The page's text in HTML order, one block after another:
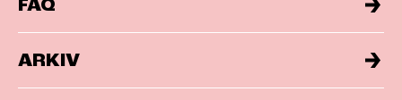
FAQ
ARKIV